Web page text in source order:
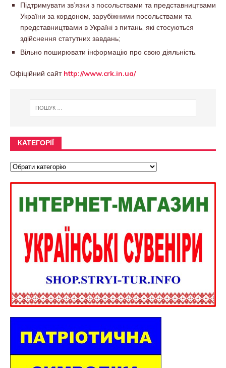
Підтримувати зв’язки з посольствами та представництвами
України за кордоном, зарубіжними посольствами та
представництвами в Україні з питань, які стосуються
здійснення статутних завдань;
Вільно поширювати інформацію про свою діяльність.
Офіційний сайт http://www.crk.in.ua/
КАТЕГОРІЇ